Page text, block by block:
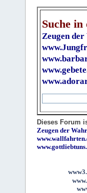
Suche
Zeugen
Dieses Forum
Zeugen der